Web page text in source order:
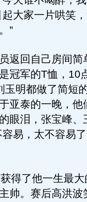
大家一片哄笑
”
回自己房间简
冠军的T恤，10
明都做了简短
亚泰的一晚，他
眼泪，张宝峰、
易，太不容易
得了他一生最
帅。赛后高洪波